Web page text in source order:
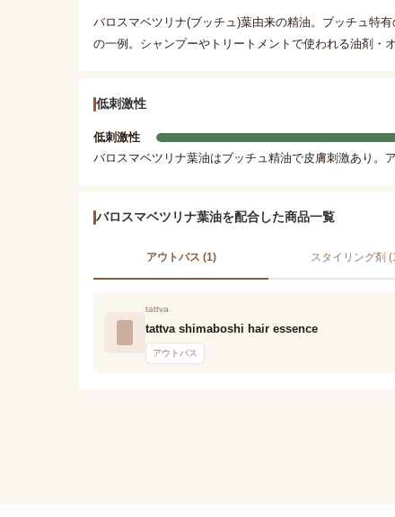
バロスマベツリナ(ブッチュ)葉由来の精油。ブッチュ特
の一例。シャンプーやトリートメントで使われる油剤・
低刺激性
低刺激性
バロスマベツリナ葉油はブッチュ精油で皮膚刺激あり。
バロスマベツリナ葉油を配合した商品一覧
アウトバス (1) スタイリング剤
tattva
tattva shimaboshi hair essence
アウトバス